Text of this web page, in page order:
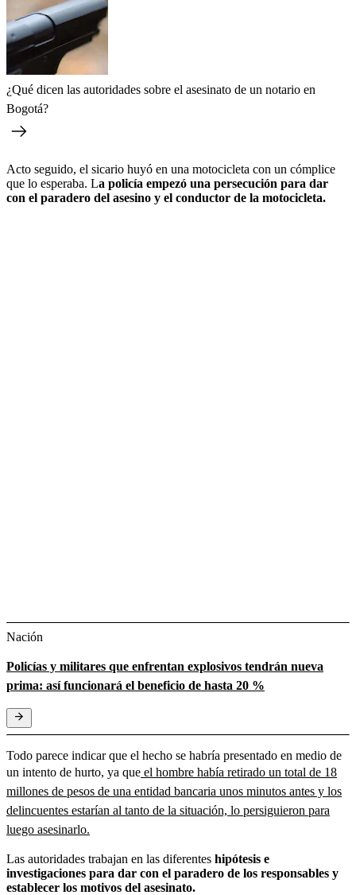
¿Qué dicen las autoridades sobre el asesinato de un notario en
Bogotá?
Acto seguido, el sicario huyó en una motocicleta con un cómplice
que lo esperaba. La policía empezó una persecución para dar
con el paradero del asesino y el conductor de la motocicleta.
Nación
Policías y militares que enfrentan explosivos tendrán nueva
prima: así funcionará el beneficio de hasta 20 %
Todo parece indicar que el hecho se habría presentado en medio de
un intento de hurto, ya que el hombre había retirado un total de 18
millones de pesos de una entidad bancaria unos minutos antes y los
delincuentes estarían al tanto de la situación, lo persiguieron para
luego asesinarlo.
Las autoridades trabajan en las diferentes hipótesis e
investigaciones para dar con el paradero de los responsables y
establecer los motivos del asesinato.